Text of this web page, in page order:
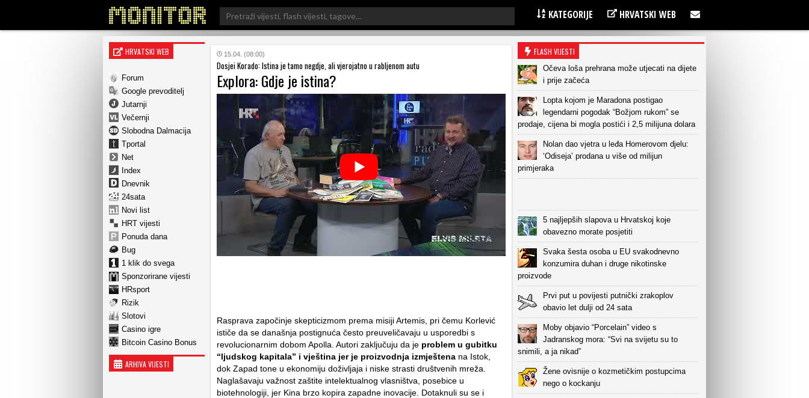
Search
for:
KATEGORIJE HRVATSKI WEB
HRVATSKI WEB
Forum
Google prevoditelj
Jutarnji
Večernji
Slobodna Dalmacija
Tportal
Net
Index
Dnevnik
24sata
Novi list
HRT vijesti
Ponuda dana
Bug
1 klik do svega
Sponzorirane vijesti
HRsport
Rizik
Slotovi
Casino igre
Bitcoin Casino Bonus
ARHIVA VIJESTI
15.04. (08:00)
Dosjei Korado: Istina je tamo negdje, ali vjerojatno u rabljenom autu
Explora: Gdje je istina?
Rasprava započinje skepticizmom prema misiji Artemis, pri čemu Korlević
ističe da se današnja postignuća često preuveličavaju u usporedbi s
revolucionarnim dobom Apolla. Autori zaključuju da je problem u gubitku
“ljudskog kapitala” i vještina jer je proizvodnja izmještena na Istok,
dok Zapad tone u ekonomiju doživljaja i niske strasti društvenih mreža.
Naglašavaju važnost zaštite intelektualnog vlasništva, posebice u
biotehnologiji, jer Kina brzo kopira zapadne inovacije. Dotaknuli su se i
FLASH VIJESTI
Očeva loša prehrana može utjecati na dijete
i prije začeća
Lopta kojom je Maradona postigao
legendarni pogodak “Božjom rukom” se
prodaje, cijena bi mogla postići i 2,5 milijuna dolara
Nolan dao vjetra u leđa Homerovom djelu:
‘Odiseja’ prodana u više od milijun
primjeraka
5 najljepših slapova u Hrvatskoj koje
obavezno morate posjetiti
Svaka šesta osoba u EU svakodnevno
konzumira duhan i druge nikotinske
proizvode
Prvi put u povijesti putnički zrakoplov
obavio let dulji od 24 sata
Moby objavio “Porcelain” video s
Jadranskog mora: “Svi na svijetu su to
snimili, a ja nikad”
Žene ovisnije o kozmetičkim postupcima
nego o kockanju